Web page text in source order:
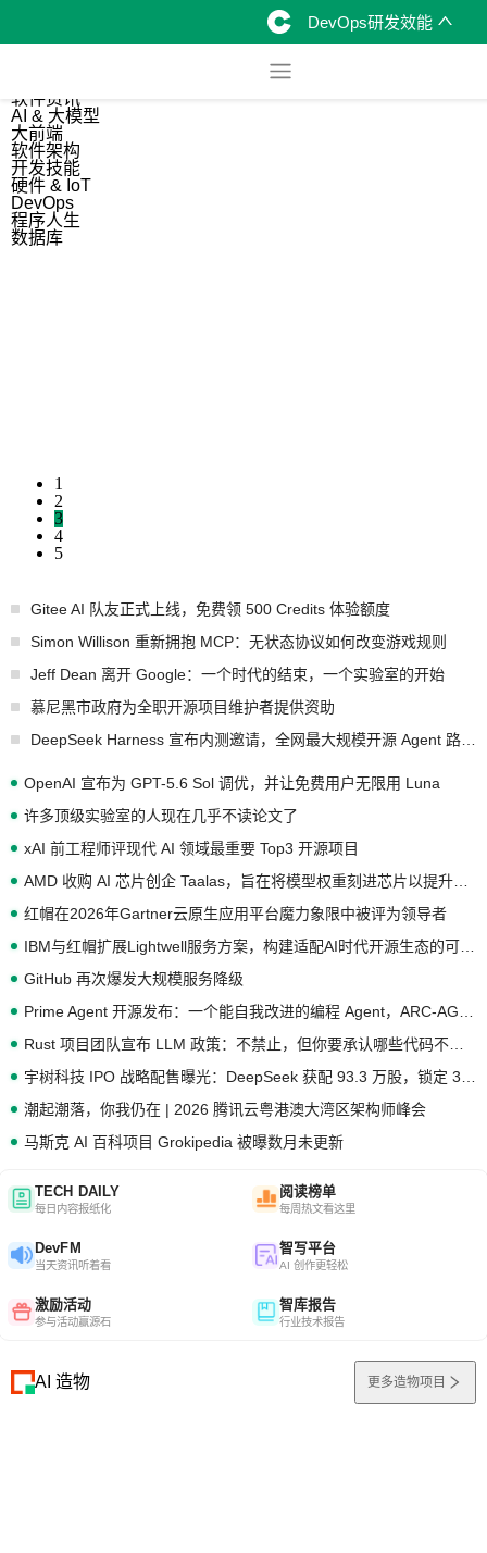
DevOps研发效能
软件资讯
AI & 大模型
大前端
软件架构
开发技能
硬件 & IoT
DevOps
程序人生
数据库
1
2
3
4
5
Gitee AI 队友正式上线，免费领 500 Credits 体验额度
Simon Willison 重新拥抱 MCP：无状态协议如何改变游戏规则
Jeff Dean 离开 Google：一个时代的结束，一个实验室的开始
慕尼黑市政府为全职开源项目维护者提供资助
OpenAI 宣布为 GPT-5.6 Sol 调优，并让免费用户无限用 Luna
许多顶级实验室的人现在几乎不读论文了
xAI 前工程师评现代 AI 领域最重要 Top3 开源项目
红帽在2026年Gartner云原生应用平台魔力象限中被评为领导者
GitHub 再次爆发大规模服务降级
潮起潮落，你我仍在 | 2026 腾讯云粤港澳大湾区架构师峰会
马斯克 AI 百科项目 Grokipedia 被曝数月未更新
TECH DAILY
每日内容报纸化
阅读榜单
每周热文看这里
DevFM
当天资讯听着看
智写平台
AI 创作更轻松
激励活动
参与活动赢源石
智库报告
行业技术报告
AI 造物 更多造物项目